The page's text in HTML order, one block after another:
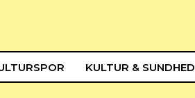
KULTUR & SUNDHED